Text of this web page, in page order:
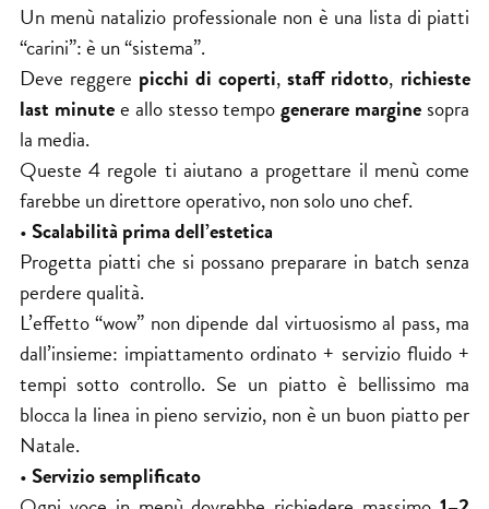
Un menù natalizio professionale non è una lista di piatti
“carini”: è un “sistema”.
Deve reggere picchi di coperti,staff ridotto, richieste
last minutee allo stesso tempogenerare margine sopra
la media.
Queste 4 regole ti aiutano a progettare il menù come
farebbe un direttore operativo, non solo uno chef.
• Scalabilità prima dell’estetica
Progetta piatti che si possano preparare in batch senza
perdere qualità.
L’effetto “wow” non dipende dal virtuosismo al pass, ma
dall’insieme: impiattamento ordinato + servizio fluido +
tempi sotto controllo. Se un piatto è bellissimo ma
blocca la linea in pieno servizio, non è un buon piatto per
Natale.
• Servizio semplificato